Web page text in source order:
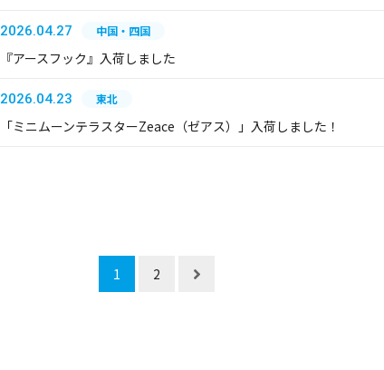
2026.04.27 中国・四国
『アースフック』入荷しました
2026.04.23 東北
「ミニムーンテラスターZeace（ゼアス）」入荷しました！
1 2